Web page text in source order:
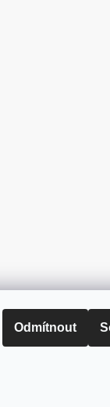
Odmítnout